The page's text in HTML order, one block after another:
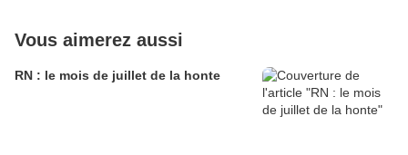
Vous aimerez aussi
RN : le mois de juillet de la honte